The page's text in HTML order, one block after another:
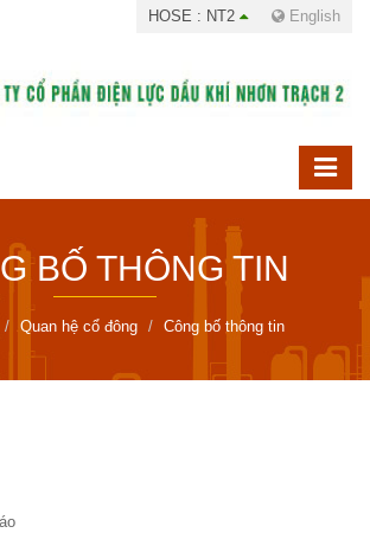
HOSE : NT2 English
BỐ THÔNG TIN
Quan hệ cổ đông Công bố thông tin